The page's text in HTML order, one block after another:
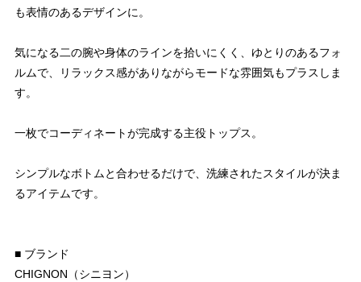
も表情のあるデザインに。
気になる二の腕や身体のラインを拾いにくく、ゆとりのあるフォ
ルムで、リラックス感がありながらモードな雰囲気もプラスしま
す。
一枚でコーディネートが完成する主役トップス。
シンプルなボトムと合わせるだけで、洗練されたスタイルが決ま
るアイテムです。
■ ブランド
CHIGNON（シニヨン）